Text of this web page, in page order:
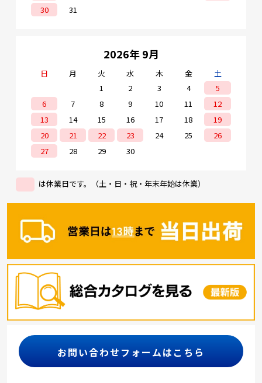
30
31
2026年 9月
日 月 火 水 木 金
土
1
2 3 4
5
6
7 8 9 10 11
12
13
14 15 16 17 18
19
20
21 22 23 24 25
26
27
28 29 30
は休業日です。（土・日・祝・年末年始は休業）
お問い合わせフォームはこちら